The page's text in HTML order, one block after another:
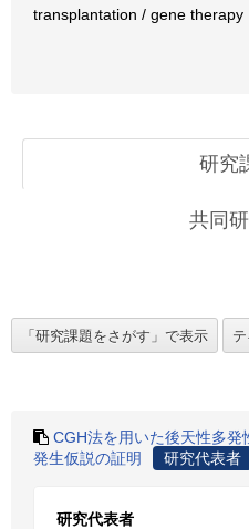
transplantation / gene therapy
研究
共同
CGH法を用いた後天性多
発生仮説の証明
研究代表者
研究代表者